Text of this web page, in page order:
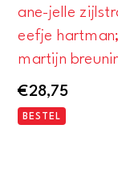
ane-jelle
eefje
martijn
€28,75
BESTEL